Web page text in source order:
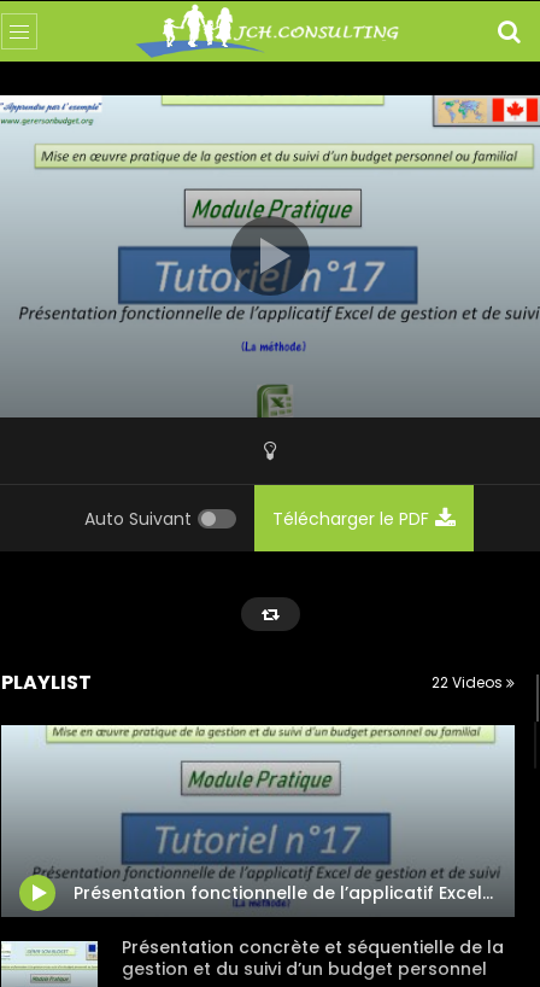
Auto Suivant Télécharger le PDF
PLAYLIST 22 Videos
Présentation fonctionnelle de l’applicatif Excel de gestion et de suivi d’un budget personnel
Présentation concrète et séquentielle de la
gestion et du suivi d’un budget personnel